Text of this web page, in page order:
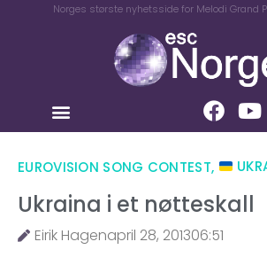
Norges største nyhetsside for Melodi Grand
EUROVISION SONG CONTEST,
Ukraina i et nøtteskall
Eirik Hagenapril 28, 201306:51